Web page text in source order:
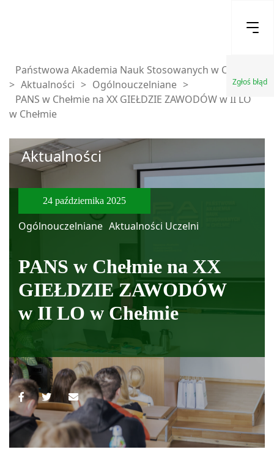
Zgłoś błąd
Państwowa Akademia Nauk Stosowanych w Chełmie
> Aktualności > Ogólnouczelniane >
PANS w Chełmie na XX GIEŁDZIE ZAWODÓW w II LO
w Chełmie
Aktualności
24 października 2025
Ogólnouczelniane Aktualności Uczelni
PANS w Chełmie na XX
GIEŁDZIE ZAWODÓW
w II LO w Chełmie